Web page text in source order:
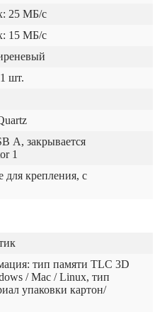
25 МБ/с
15 МБ/с
шт.
А, закрывается
1
для крепления, с
тип памяти TLC 3D
/ Mac / Linux, тип
упаковки картон/